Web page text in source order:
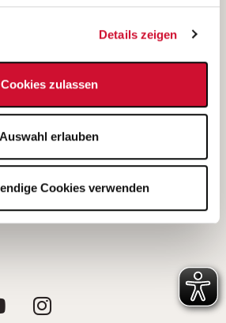
Details zeigen
Cookies zulassen
Auswahl erlauben
Cookies verwenden
Bundesland